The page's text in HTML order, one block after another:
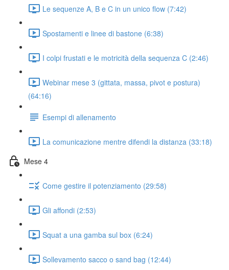
Le sequenze A, B e C in un unico flow (7:42)
Spostamenti e linee di bastone (6:38)
I colpi frustati e le motricità della sequenza C (2:46)
Webinar mese 3 (gittata, massa, pivot e postura)
(64:16)
Esempi di allenamento
La comunicazione mentre difendi la distanza (33:18)
Mese 4
Come gestire il potenziamento (29:58)
Gli affondi (2:53)
Squat a una gamba sul box (6:24)
Sollevamento sacco o sand bag (12:44)